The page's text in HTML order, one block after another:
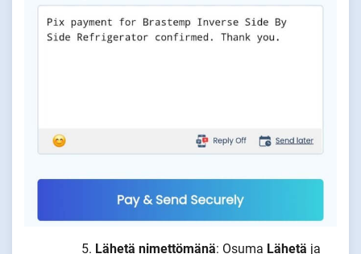
Lähetä nimettömänä: Osuma Lähetä ja